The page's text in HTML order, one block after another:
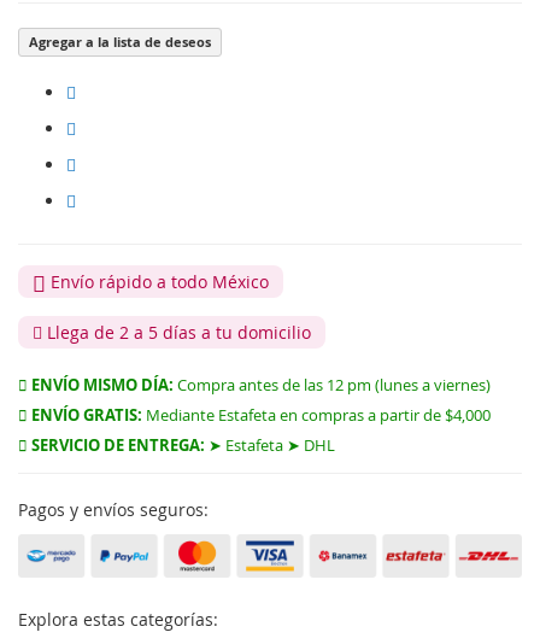
Agregar a la lista de deseos
Envío rápido a todo México
Llega de 2 a 5 días a tu domicilio
ENVÍO MISMO DÍA: Compra antes de las 12 pm (lunes a viernes)
ENVÍO GRATIS: Mediante Estafeta en compras a partir de $4,000
SERVICIO DE ENTREGA: ➤ Estafeta ➤ DHL
Pagos y envíos seguros:
Explora estas categorías: